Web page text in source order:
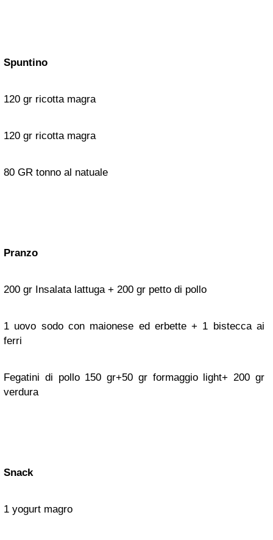
Spuntino
120 gr ricotta magra
120 gr ricotta magra
80 GR tonno al natuale
Pranzo
200 gr Insalata lattuga + 200 gr petto di pollo
1 uovo sodo con maionese ed erbette + 1 bistecca ai
ferri
Fegatini di pollo 150 gr+50 gr formaggio light+ 200 gr
verdura
Snack
1 yogurt magro